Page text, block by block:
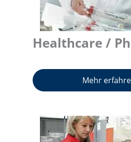
Healthcare /
Mehr